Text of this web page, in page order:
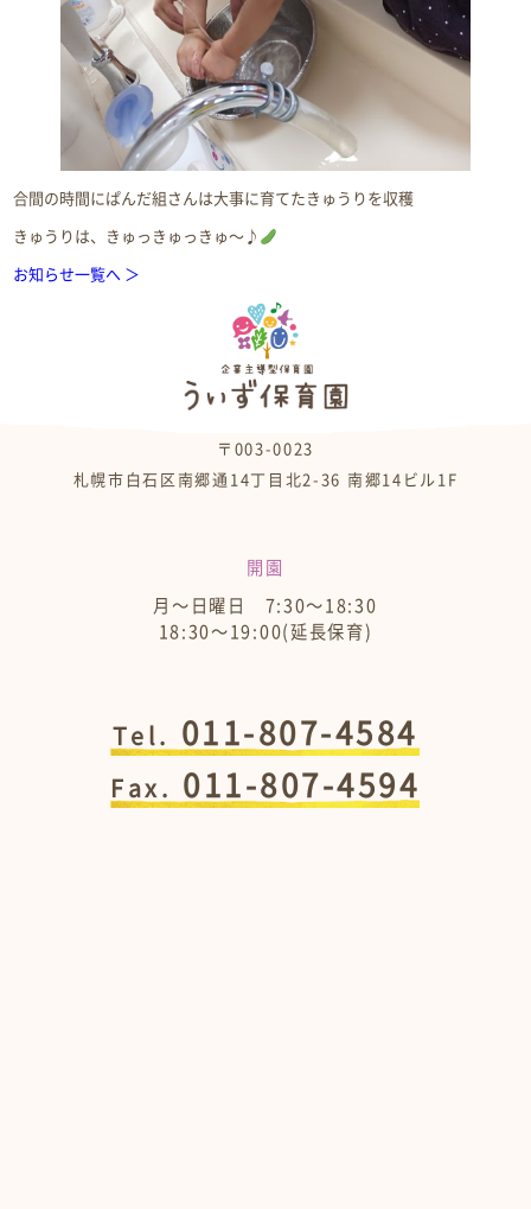
合間の時間にぱんだ組さんは大事に育てたきゅうりを収穫
きゅうりは、きゅっきゅっきゅ～♪
お知らせ一覧へ ＞
〒003-0023
札幌市白石区南郷通14丁目北2-36 南郷14ビル1F
開園
月～日曜日 7:30～18:30
18:30～19:00(延長保育)
Tel. 011-807-4584
Fax. 011-807-4594